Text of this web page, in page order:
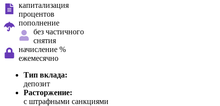
капитализация
процентов
пополнение
без частичного
снятия
начисление %
ежемесячно
Тип вклада:
депозит
Расторжение:
с штрафными санкциями